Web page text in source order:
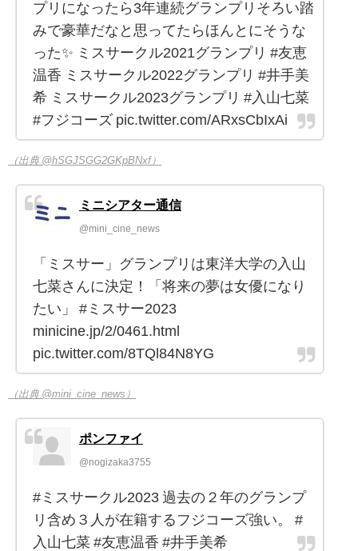
プリになったら3年連続グランプリそろい踏
みで豪華だなと思ってたらほんとにそうな
った✨ ミスサークル2021グランプリ #友恵
温香 ミスサークル2022グランプリ #井手美
希 ミスサークル2023グランプリ #入山七菜
#フジコーズ pic.twitter.com/ARxsCbIxAi
（出典 @hSGJSGG2GKpBNxf）
ミニシアター通信
@mini_cine_news
「ミスサー」グランプリは東洋大学の入山
七菜さんに決定！「将来の夢は女優になり
たい」 #ミスサー2023
minicine.jp/2/0461.html
pic.twitter.com/8TQl84N8YG
（出典 @mini_cine_news）
ポンファイ
@nogizaka3755
#ミスサークル2023 過去の２年のグランプ
リ含め３人が在籍するフジコーズ強い。 #
入山七菜 #友恵温香 #井手美希